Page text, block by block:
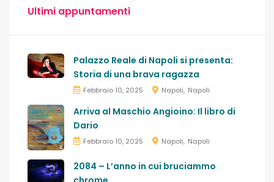
Ultimi appuntamenti
Palazzo Reale di Napoli si presenta:
Storia di una brava ragazza
Febbraio 10, 2025 Napoli Napoli
Arriva al Maschio Angioino: Il libro di
Dario
Febbraio 10, 2025 Napoli Napoli
2084 – L’anno in cui bruciammo